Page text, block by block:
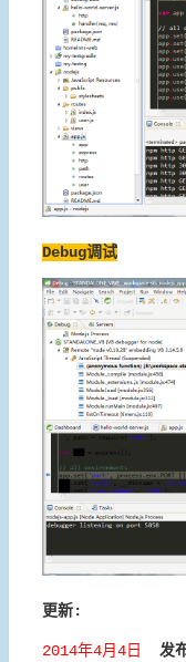
Debug调试
更新:
2014年4月4日 发